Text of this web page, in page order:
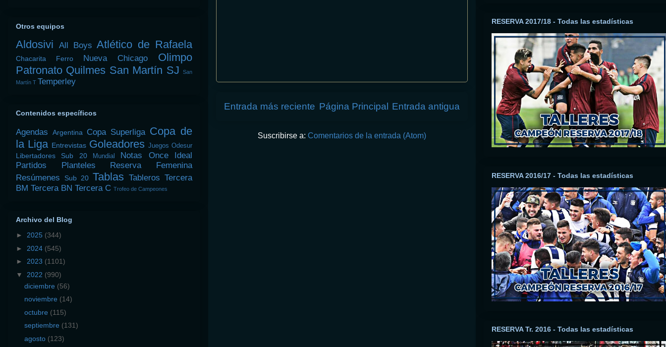
Entrada más reciente Entrada antigua
Página Principal
Suscribirse a: Comentarios de la entrada (Atom)
Otros equipos
Aldosivi All Boys Atlético de Rafaela
Chacarita Ferro Nueva Chicago
Olimpo
Patronato Quilmes San Martín SJ
San
Martín T Temperley
Contenidos específicos
Agendas Argentina Copa Superliga Copa de
la Liga Entrevistas Goleadores Juegos Odesur
Libertadores Sub 20 Mundial Notas
Once Ideal
Partidos
Planteles
Reserva Femenina
Resúmenes
Sub 20 Tablas Tableros Tercera
BM Tercera BN Tercera C Trofeo de Campeones
Archivo del Blog
► 2025 (344)
► 2024 (545)
► 2023 (1101)
▼ 2022 (990)
diciembre (56)
noviembre (14)
octubre (115)
septiembre (131)
agosto (123)
RESERVA 2017/18 - Todas las estadísticas
RESERVA 2016/17 - Todas las estadísticas
RESERVA Tr. 2016 - Todas las estadísticas